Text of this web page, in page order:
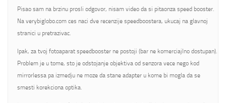
Pisao sam na brzinu prosli odgovor, nisam video da si pitaonza speed booster.
Na verybiglobo.com ces naci dve recenzije speedboostera, ukucaj na glavnoj
stranici u pretrazivac.
Ipak, za tvoj fotoaparat speedbooster ne postoji (bar ne komerciajlno dostupan).
Problem je u tome, sto je odstojanje objektiva od senzora vece nego kod
mirrorlessa pa izmedju ne moze da stane adapter u kome bi mogla da se
smesti korekciona optika.